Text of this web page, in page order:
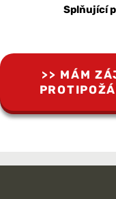
Splňující
MÁM